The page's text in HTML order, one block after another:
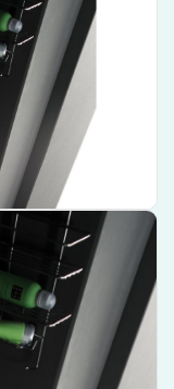
merk
cm x 50,7 cm –